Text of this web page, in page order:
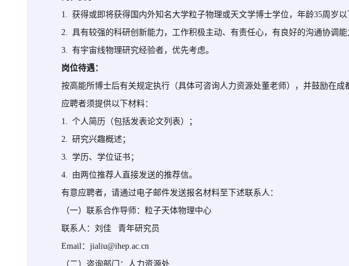
1. 获得或即将获得国内外知名大学粒子物理或天文学博士学位，年龄35周岁以
2. 具有较强的科研创新能力，工作积极主动、有责任心，有良好的沟通协调能
3. 有宇宙线物理研究经验者，优先考虑。
岗位待遇：
按高能所博士后有关规定执行（具体可咨询人力资源处董老师），并鼓励在
应聘者须提供以下材料：
1. 个人简历（包括发表论文列表）；
2. 研究兴趣概述；
3. 学历、学位证书；
4. 由两位推荐人直接发送的推荐信。
有意应聘者，请通过电子邮件发送报名材料至下述联系人：
（一）联系合作导师：粒子天体物理中心
联系人：刘佳 青年研究员
Email：jialiu@ihep.ac.cn
（二）咨询部门：人力资源处